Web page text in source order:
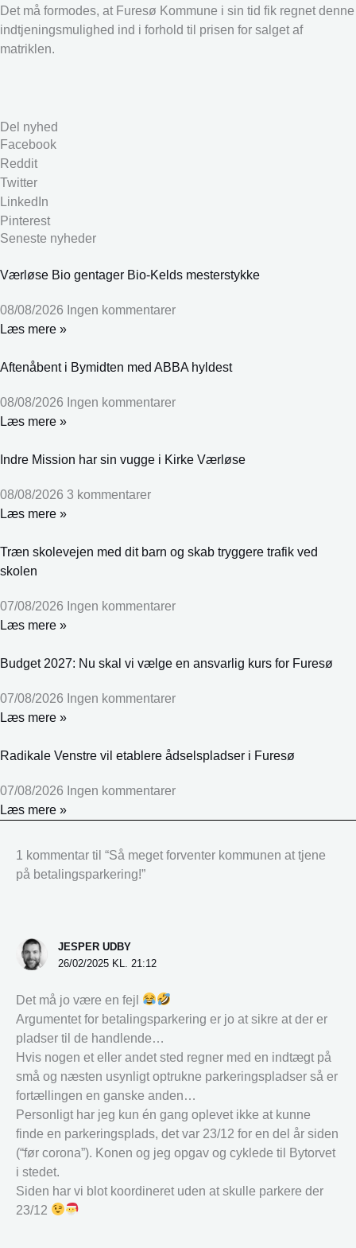
Det må formodes, at Furesø Kommune i sin tid fik regnet denne
indtjeningsmulighed ind i forhold til prisen for salget af
matriklen.
Del nyhed
Facebook
Reddit
Twitter
LinkedIn
Pinterest
Seneste nyheder
Værløse Bio gentager Bio-Kelds mesterstykke
08/08/2026 Ingen kommentarer
Læs mere »
Aftenåbent i Bymidten med ABBA hyldest
08/08/2026 Ingen kommentarer
Læs mere »
Indre Mission har sin vugge i Kirke Værløse
08/08/2026 3 kommentarer
Læs mere »
Træn skolevejen med dit barn og skab tryggere trafik ved
skolen
07/08/2026 Ingen kommentarer
Læs mere »
Budget 2027: Nu skal vi vælge en ansvarlig kurs for Furesø
07/08/2026 Ingen kommentarer
Læs mere »
Radikale Venstre vil etablere ådselspladser i Furesø
07/08/2026 Ingen kommentarer
Læs mere »
1 kommentar til “Så meget forventer kommunen at tjene
på betalingsparkering!”
JESPER UDBY
26/02/2025 KL. 21:12
Det må jo være en fejl
Argumentet for betalingsparkering er jo at sikre at der er
pladser til de handlende…
Hvis nogen et eller andet sted regner med en indtægt på
små og næsten usynligt optrukne parkeringspladser så er
fortællingen en ganske anden…
Personligt har jeg kun én gang oplevet ikke at kunne
finde en parkeringsplads, det var 23/12 for en del år siden
(“før corona”). Konen og jeg opgav og cyklede til Bytorvet
i stedet.
Siden har vi blot koordineret uden at skulle parkere der
23/12